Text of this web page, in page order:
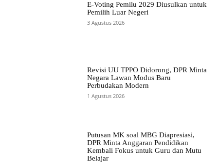
E-Voting Pemilu 2029 Diusulkan untuk
Pemilih Luar Negeri
3 Agustus 2026
Revisi UU TPPO Didorong, DPR Minta
Negara Lawan Modus Baru
Perbudakan Modern
1 Agustus 2026
Putusan MK soal MBG Diapresiasi,
DPR Minta Anggaran Pendidikan
Kembali Fokus untuk Guru dan Mutu
Belajar